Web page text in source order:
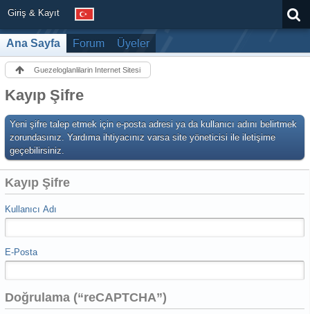
Giriş & Kayıt
Ana Sayfa Forum Üyeler
Guezeloglanlilarin Internet Sitesi
Kayıp Şifre
Yeni şifre talep etmek için e-posta adresi ya da kullanıcı adını belirtmek
zorundasınız. Yardıma ihtiyacınız varsa site yöneticisi ile iletişime
geçebilirsiniz.
Kayıp Şifre
Kullanıcı Adı
E-Posta
Doğrulama (“reCAPTCHA”)